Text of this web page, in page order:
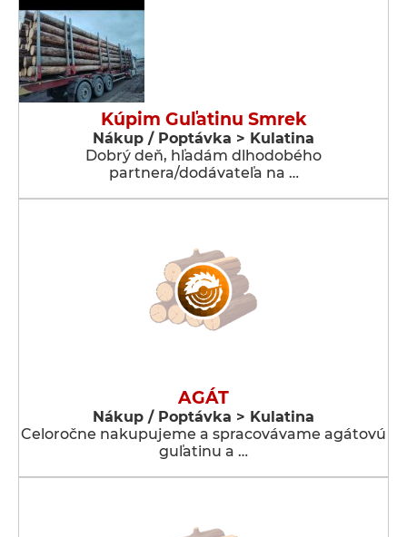
Kúpim Guľatinu Smrek
Nákup / Poptávka > Kulatina
Dobrý deň, hľadám dlhodobého
partnera/dodávateľa na …
AGÁT
Nákup / Poptávka > Kulatina
Celoročne nakupujeme a spracovávame agátovú
guľatinu a …